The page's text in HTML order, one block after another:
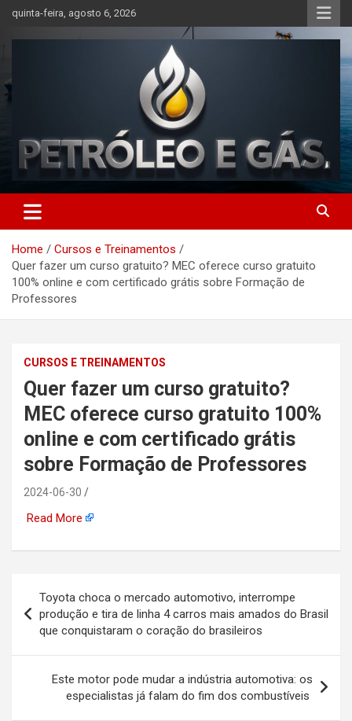
content
quinta-feira, agosto 6, 2026
Petróleo e Gás | Últimas
notícias relacionadas a
petróleo, gás, vagas de
emprego, energia, setor
offshore, economia,
automotiva, mineração,
indústria naval, etc
Home
Cursos e Treinamentos
Quer fazer um curso gratuito? MEC oferece curso gratuito
100% online e com certificado grátis sobre Formação de
Professores
CURSOS E TREINAMENTOS
Quer fazer um curso gratuito?
MEC oferece curso gratuito 100%
online e com certificado grátis
sobre Formação de Professores
2024-06-30
Read More
de
Post
Toyota choca o mercado automotivo, interrompe
produção e tira de linha 4 carros mais amados do Brasil
que conquistaram o coração do brasileiros
Este motor pode mudar a indústria automotiva: os
especialistas já falam do fim dos combustíveis